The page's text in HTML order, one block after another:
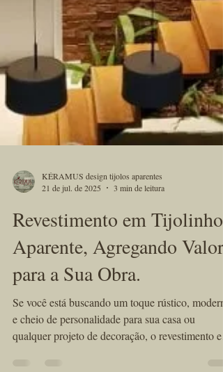
KÉRAMUS design tijolos aparentes